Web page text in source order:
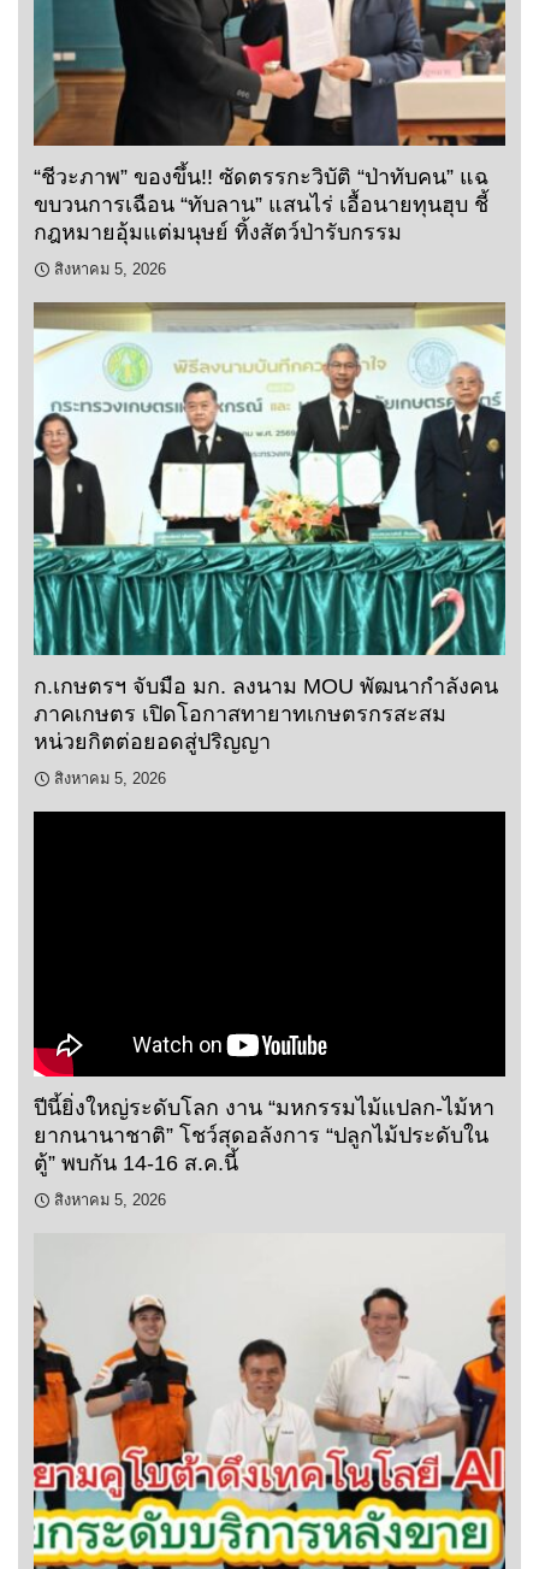
“ชีวะภาพ” ของขึ้น!! ซัดตรรกะวิบัติ “ป่าทับคน” แฉ
ขบวนการเฉือน “ทับลาน” แสนไร่ เอื้อนายทุนฮุบ ชี้
กฎหมายอุ้มแต่มนุษย์ ทิ้งสัตว์ป่ารับกรรม
สิงหาคม 5, 2026
ก.เกษตรฯ จับมือ มก. ลงนาม MOU พัฒนากำลังคน
ภาคเกษตร เปิดโอกาสทายาทเกษตรกรสะสม
หน่วยกิตต่อยอดสู่ปริญญา
สิงหาคม 5, 2026
ปีนี้ยิ่งใหญ่ระดับโลก งาน “มหกรรมไม้แปลก-ไม้หา
ยากนานาชาติ” โชว์สุดอลังการ “ปลูกไม้ประดับใน
ตู้” พบกัน 14-16 ส.ค.นี้
สิงหาคม 5, 2026